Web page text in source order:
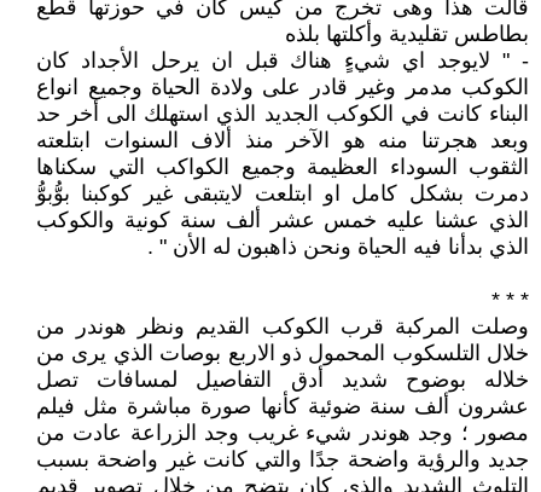
قالت هذا وهى تخرج من كيس كان في حوزتها قطع
بطاطس تقليدية وأكلتها بلذه
- " لايوجد اي شيءٍ هناك قبل ان يرحل الأجداد كان
الكوكب مدمر وغير قادر على ولادة الحياة وجميع انواع
البناء كانت في الكوكب الجديد الذي استهلك الى أخر حد
وبعد هجرتنا منه هو الآخر منذ ألاف السنوات ابتلعته
الثقوب السوداء العظيمة وجميع الكواكب التي سكناها
دمرت بشكل كامل او ابتلعت لايتبقى غير كوكبنا بوُّبوُّ
الذي عشنا عليه خمس عشر ألف سنة كونية والكوكب
الذي بدأنا فيه الحياة ونحن ذاهبون له الأن " .
* * *
وصلت المركبة قرب الكوكب القديم ونظر هوندر من
خلال التلسكوب المحمول ذو الاربع بوصات الذي يرى من
خلاله بوضوح شديد أدق التفاصيل لمسافات تصل
عشرون ألف سنة ضوئية كأنها صورة مباشرة مثل فيلم
مصور ؛ وجد هوندر شيء غريب وجد الزراعة عادت من
جديد والرؤية واضحة جدًا والتي كانت غير واضحة بسبب
التلوث الشديد والذي كان يتضح من خلال تصوير قديم